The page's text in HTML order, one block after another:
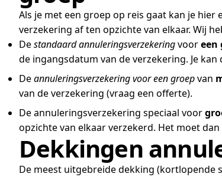
Als je met een groep op reis gaat kan je
verzekering af ten opzichte van elkaar. Wij
Destandaard annuleringsverzekeringvooreen
de ingangsdatum van de verzekering. Je kan
Deannuleringsverzekering voor een groepvan
van de verzekering (vraag een offerte).
De annuleringsverzekering speciaal voor
opzichte van elkaar verzekerd. Het moet
Dekkingen
De meest uitgebreide dekking (kortlopende